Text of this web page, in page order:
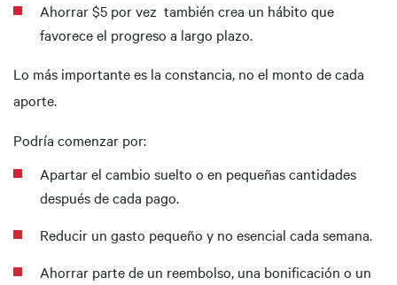
Ahorrar $5 por vez también crea un hábito que
favorece el progreso a largo plazo.
Lo más importante es la constancia, no el monto de cada
aporte.
Podría comenzar por:
Apartar el cambio suelto o en pequeñas cantidades
después de cada pago.
Reducir un gasto pequeño y no esencial cada semana.
Ahorrar parte de un reembolso, una bonificación o un